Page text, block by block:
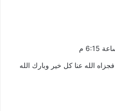
الله عنا كل خير وبارك الله